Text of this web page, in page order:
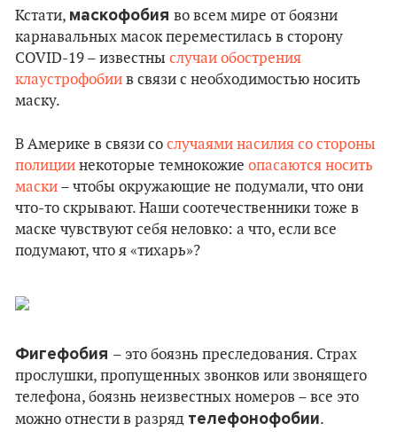
Кстати, маскофобия во всем мире от боязни
карнавальных масок переместилась в сторону
COVID-19 – известны случаи обострения
клаустрофобии в связи с необходимостью носить
маску.
В Америке в связи со случаями насилия со стороны
полиции некоторые темнокожие опасаются носить
маски – чтобы окружающие не подумали, что они
что-то скрывают. Наши соотечественники тоже в
маске чувствуют себя неловко: а что, если все
подумают, что я «тихарь»?
Фигефобия – это боязнь преследования. Страх
прослушки, пропущенных звонков или звонящего
телефона, боязнь неизвестных номеров – все это
можно отнести в разряд телефонофобии.